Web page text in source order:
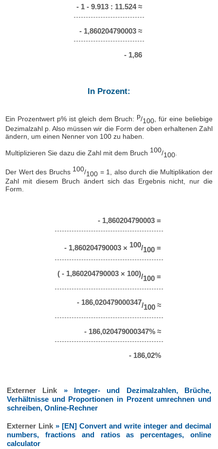
- 1 - 9.913 : 11.524 ≈
- 1,860204790003 ≈
- 1,86
In Prozent:
Ein Prozentwert p% ist gleich dem Bruch: p/100 , für eine beliebige
Dezimalzahl p. Also müssen wir die Form der oben erhaltenen Zahl
ändern, um einen Nenner von 100 zu haben.
Multiplizieren Sie dazu die Zahl mit dem Bruch 100/100
Der Wert des Bruchs 100/100 = 1, also durch die Multiplikation der
Zahl mit diesem Bruch ändert sich das Ergebnis nicht, nur die
Form.
- 1,860204790003 =
- 1,860204790003 × 100/100=
( - 1,860204790003 × 100)/100=
- 186,020479000347/100≈
- 186,020479000347% ≈
- 186,02%
Externer Link » Integer- und Dezimalzahlen, Brüche,
Verhältnisse und Proportionen in Prozent umrechnen und
schreiben, Online-Rechner
Externer Link » [EN] Convert and write integer and decimal
numbers, fractions and ratios as percentages, online
calculator